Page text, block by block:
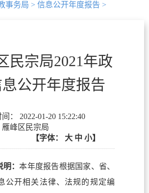
事务局 > 信息公开年度报告 >
民宗局2021年政
公开年度报告
： 2022-01-20 15:22:40
雁峰区民宗局
【字体： 大 中 小】
明：本年度报告根据国家、省、
公开相关法律、法规的规定编